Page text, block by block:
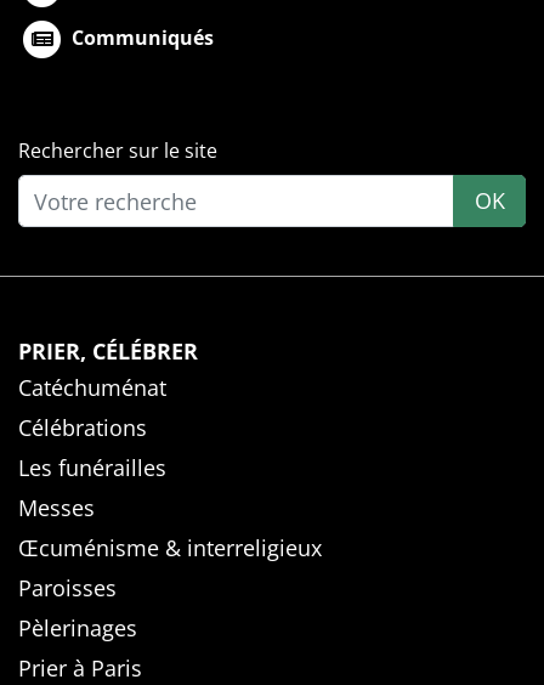
Communiqués
Rechercher sur le site
OK
PRIER, CÉLÉBRER
Catéchuménat
Célébrations
Les funérailles
Messes
Œcuménisme & interreligieux
Paroisses
Pèlerinages
Prier à Paris